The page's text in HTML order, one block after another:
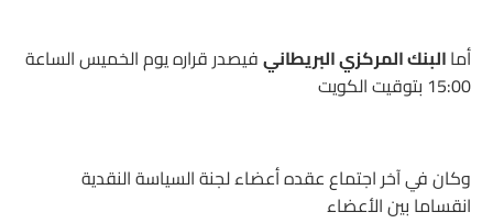
أماالبنك المركزي البريطانيفيصدر قراره يوم الخميس الساعة
15:00 بتوقيت الكويت
وكان في آخر اجتماع عقده أعضاء لجنة السياسة النقدية
انقساما بين الأعضاء